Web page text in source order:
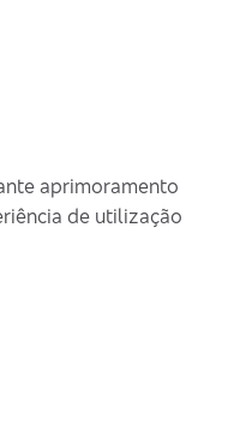
aprimoramento
de utilização